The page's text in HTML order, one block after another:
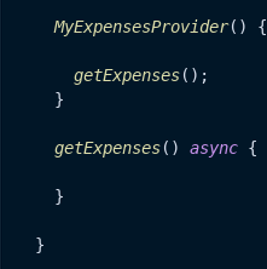
MyExpensesProvider() {
getExpenses();
  }
getExpenses() async {
  }